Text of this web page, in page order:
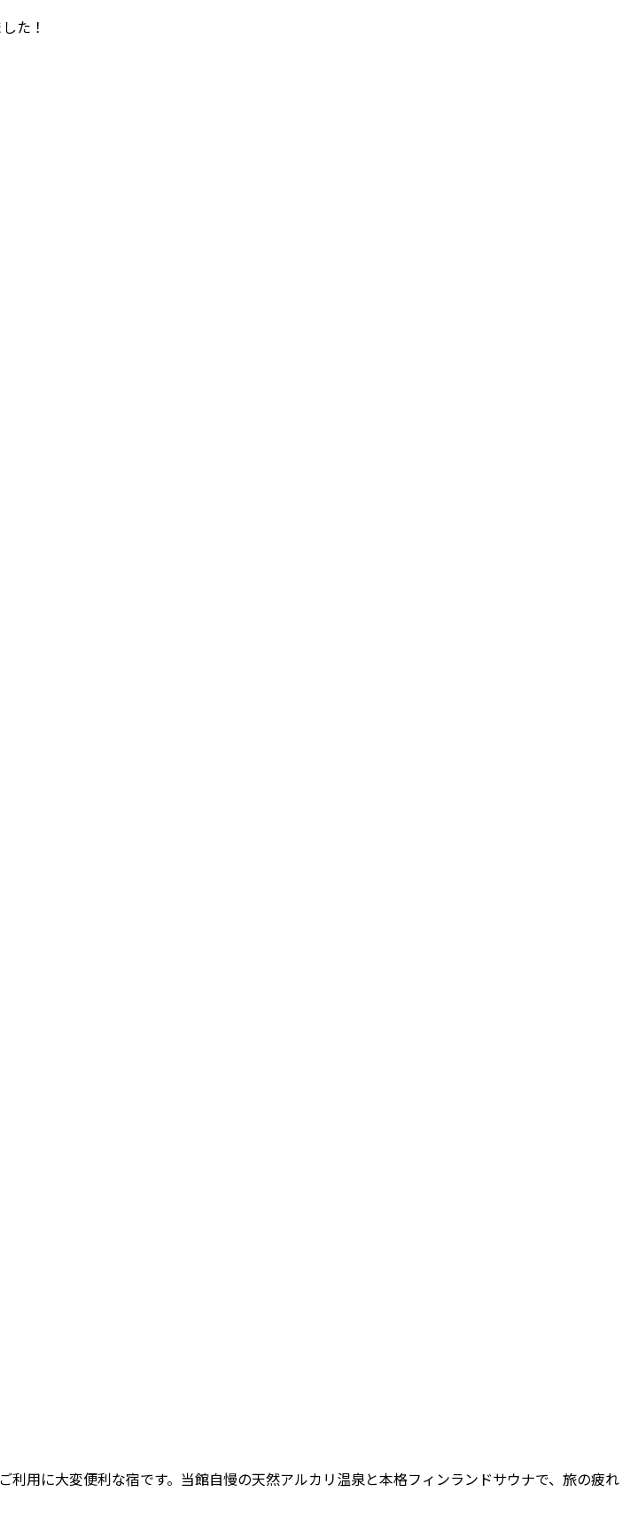
た！
用に大変便利な宿です。当館自慢の天然アルカリ温泉と本格フィンランドサウナで、旅の疲れ